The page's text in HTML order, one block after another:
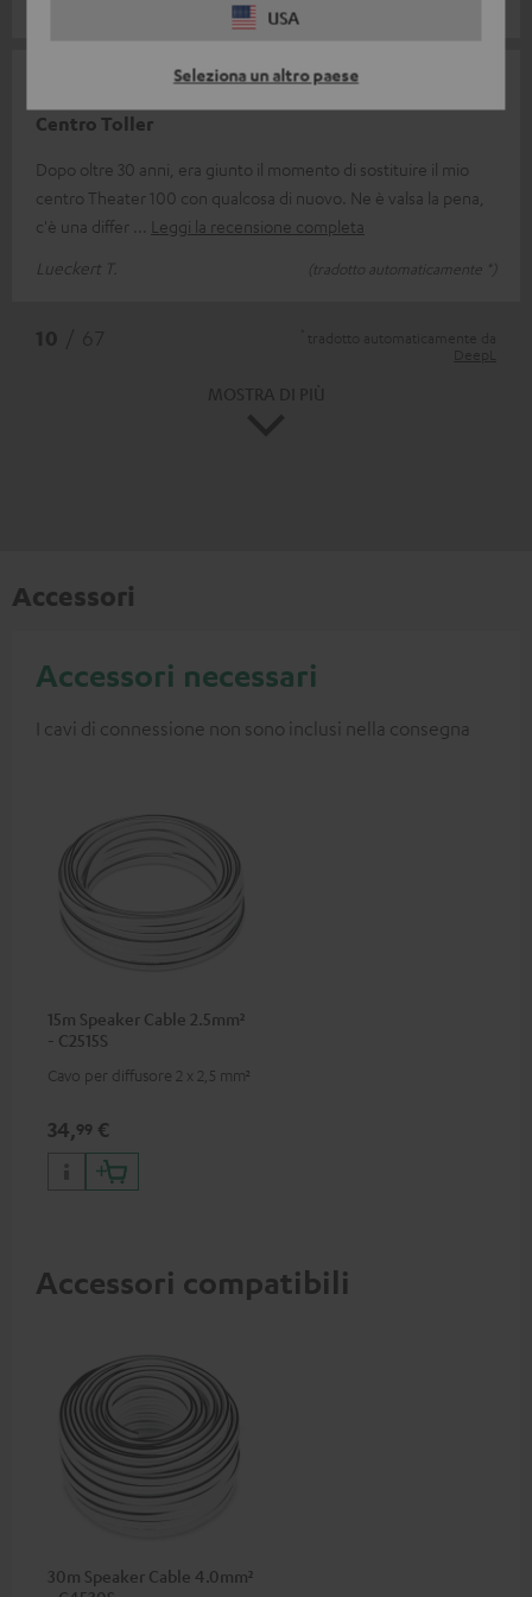
USA
Seleziona un altro paese
Centro Toller
Dopo oltre 30 anni, era giunto il momento di sostituire il mio
centro Theater 100 con qualcosa di nuovo. Ne è valsa la pena,
c'è una differ
Leggi la recensione completa
Lueckert T.
(tradotto automaticamente *)
Accessori
Accessori necessari
I cavi di connessione non sono inclusi nella consegna
15m Speaker Cable 2.5mm²
- C2515S
Cavo per diffusore 2 x 2,5 mm²
34,99 €
Accessori compatibili
30m Speaker Cable 4.0mm²